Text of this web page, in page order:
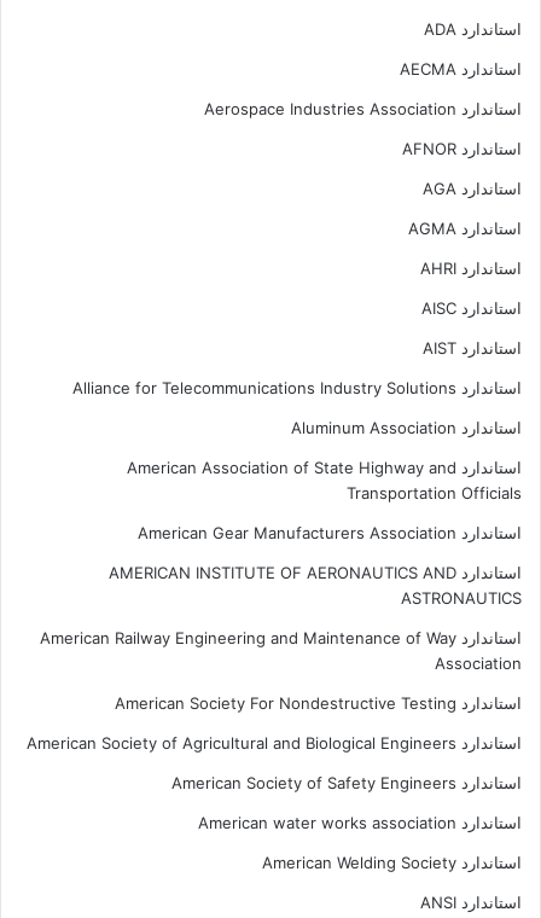
استاندارد ADA
استاندارد AECMA
استاندارد Aerospace Industries Association
استاندارد AFNOR
استاندارد AGA
استاندارد AGMA
استاندارد AHRI
استاندارد AISC
استاندارد AIST
استاندارد Alliance for Telecommunications Industry Solutions
استاندارد Aluminum Association
استاندارد American Association of State Highway and
Transportation Officials
استاندارد American Gear Manufacturers Association
استاندارد AMERICAN INSTITUTE OF AERONAUTICS AND
ASTRONAUTICS
استاندارد American Railway Engineering and Maintenance of Way
Association
استاندارد American Society For Nondestructive Testing
استاندارد American Society of Agricultural and Biological Engineers
استاندارد American Society of Safety Engineers
استاندارد American water works association
استاندارد American Welding Society
استاندارد ANSI